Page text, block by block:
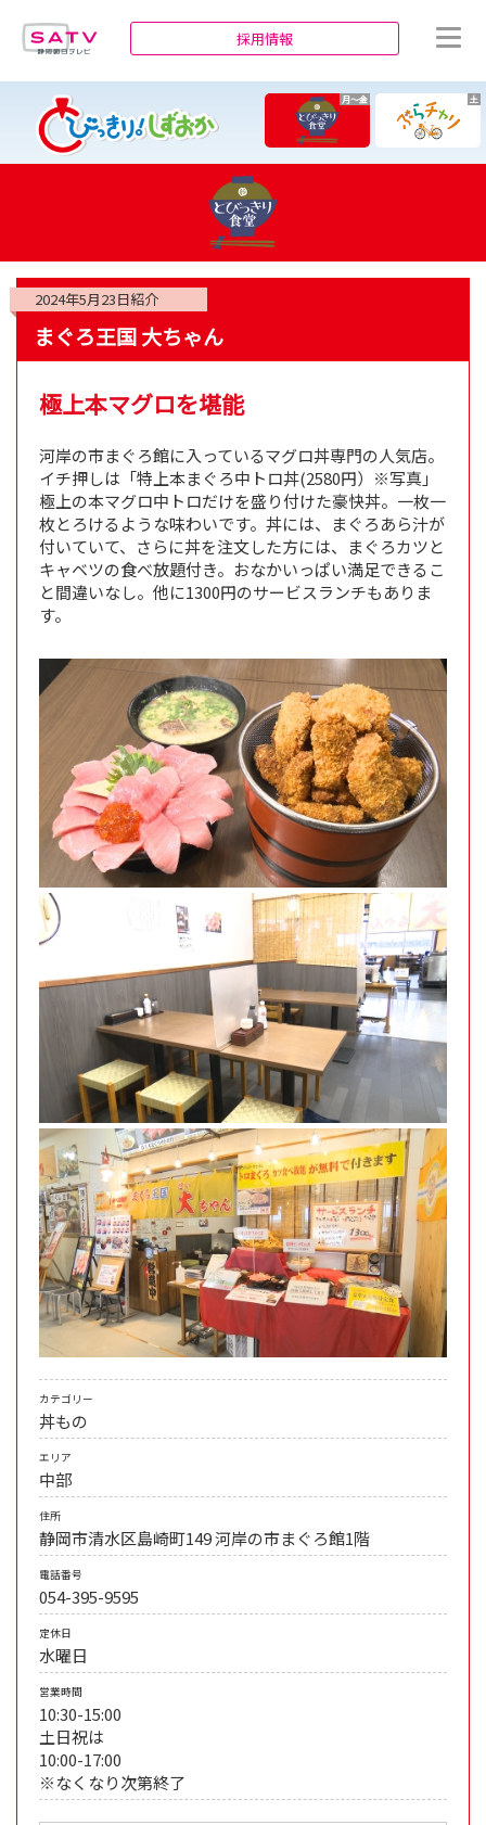
採用情報
月～金 土
2024年5月23日紹介
まぐろ王国 大ちゃん
極上本マグロを堪能
河岸の市まぐろ館に入っているマグロ丼専門の人気店。
イチ押しは「特上本まぐろ中トロ丼(2580円）※写真」
極上の本マグロ中トロだけを盛り付けた豪快丼。一枚一
枚とろけるような味わいです。丼には、まぐろあら汁が
付いていて、さらに丼を注文した方には、まぐろカツと
キャベツの食べ放題付き。おなかいっぱい満足できるこ
と間違いなし。他に1300円のサービスランチもありま
す。
カテゴリー
丼もの
エリア
中部
住所
静岡市清水区島崎町149 河岸の市まぐろ館1階
電話番号
054-395-9595
定休日
水曜日
営業時間
10:30-15:00
土日祝は
10:00-17:00
※なくなり次第終了